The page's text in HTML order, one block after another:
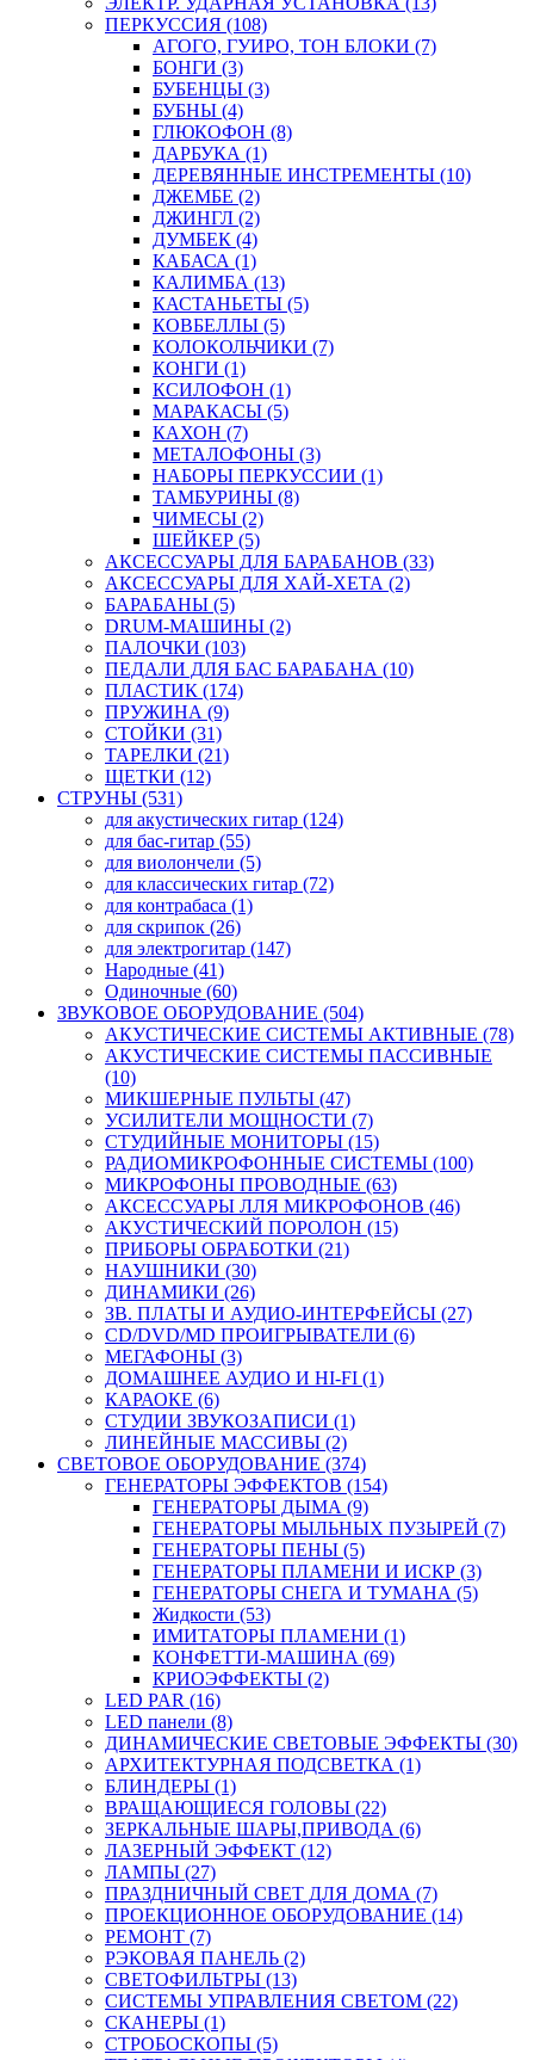
ПЕРКУССИЯ (108)
АГОГО, ГУИРО, ТОН БЛОКИ (7)
БОНГИ (3)
БУБЕНЦЫ (3)
БУБНЫ (4)
ГЛЮКОФОН (8)
ДАРБУКА (1)
ДЕРЕВЯННЫЕ ИНСТРЕМЕНТЫ (10)
ДЖЕМБЕ (2)
ДЖИНГЛ (2)
ДУМБЕК (4)
КАБАСА (1)
КАЛИМБА (13)
КАСТАНЬЕТЫ (5)
КОВБЕЛЛЫ (5)
КОЛОКОЛЬЧИКИ (7)
КОНГИ (1)
КСИЛОФОН (1)
МАРАКАСЫ (5)
КАХОН (7)
МЕТАЛОФОНЫ (3)
НАБОРЫ ПЕРКУССИИ (1)
ТАМБУРИНЫ (8)
ЧИМЕСЫ (2)
ШЕЙКЕР (5)
АКСЕССУАРЫ ДЛЯ БАРАБАНОВ (33)
АКСЕССУАРЫ ДЛЯ ХАЙ-ХЕТА (2)
БАРАБАНЫ (5)
DRUM-МАШИНЫ (2)
ПАЛОЧКИ (103)
ПЕДАЛИ ДЛЯ БАС БАРАБАНА (10)
ПЛАСТИК (174)
ПРУЖИНА (9)
СТОЙКИ (31)
ТАРЕЛКИ (21)
ЩЕТКИ (12)
СТРУНЫ (531)
для акустических гитар (124)
для бас-гитар (55)
для виолончели (5)
для классических гитар (72)
для контрабаса (1)
для скрипок (26)
для электрогитар (147)
Народные (41)
Одиночные (60)
ЗВУКОВОЕ ОБОРУДОВАНИЕ (504)
АКУСТИЧЕСКИЕ СИСТЕМЫ АКТИВНЫЕ (78)
АКУСТИЧЕСКИЕ СИСТЕМЫ ПАССИВНЫЕ
(10)
МИКШЕРНЫЕ ПУЛЬТЫ (47)
УСИЛИТЕЛИ МОЩНОСТИ (7)
СТУДИЙНЫЕ МОНИТОРЫ (15)
РАДИОМИКРОФОННЫЕ СИСТЕМЫ (100)
МИКРОФОНЫ ПРОВОДНЫЕ (63)
АКСЕССУАРЫ ЛЛЯ МИКРОФОНОВ (46)
АКУСТИЧЕСКИЙ ПОРОЛОН (15)
ПРИБОРЫ ОБРАБОТКИ (21)
НАУШНИКИ (30)
ДИНАМИКИ (26)
ЗВ. ПЛАТЫ И АУДИО-ИНТЕРФЕЙСЫ (27)
CD/DVD/MD ПРОИГРЫВАТЕЛИ (6)
МЕГАФОНЫ (3)
ДОМАШНЕЕ АУДИО И HI-FI (1)
КАРАОКЕ (6)
СТУДИИ ЗВУКОЗАПИСИ (1)
ЛИНЕЙНЫЕ МАССИВЫ (2)
СВЕТОВОЕ ОБОРУДОВАНИЕ (374)
ГЕНЕРАТОРЫ ЭФФЕКТОВ (154)
ГЕНЕРАТОРЫ ДЫМА (9)
ГЕНЕРАТОРЫ МЫЛЬНЫХ ПУЗЫРЕЙ (7)
ГЕНЕРАТОРЫ ПЕНЫ (5)
ГЕНЕРАТОРЫ ПЛАМЕНИ И ИСКР (3)
ГЕНЕРАТОРЫ СНЕГА И ТУМАНА (5)
Жидкости (53)
ИМИТАТОРЫ ПЛАМЕНИ (1)
КОНФЕТТИ-МАШИНА (69)
КРИОЭФФЕКТЫ (2)
LED PAR (16)
LED панели (8)
ДИНАМИЧЕСКИЕ СВЕТОВЫЕ ЭФФЕКТЫ (30)
АРХИТЕКТУРНАЯ ПОДСВЕТКА (1)
БЛИНДЕРЫ (1)
ВРАЩАЮЩИЕСЯ ГОЛОВЫ (22)
ЗЕРКАЛЬНЫЕ ШАРЫ,ПРИВОДА (6)
ЛАЗЕРНЫЙ ЭФФЕКТ (12)
ЛАМПЫ (27)
ПРАЗДНИЧНЫЙ СВЕТ ДЛЯ ДОМА (7)
ПРОЕКЦИОННОЕ ОБОРУДОВАНИЕ (14)
РЕМОНТ (7)
РЭКОВАЯ ПАНЕЛЬ (2)
СВЕТОФИЛЬТРЫ (13)
СИСТЕМЫ УПРАВЛЕНИЯ СВЕТОМ (22)
СКАНЕРЫ (1)
СТРОБОСКОПЫ (5)